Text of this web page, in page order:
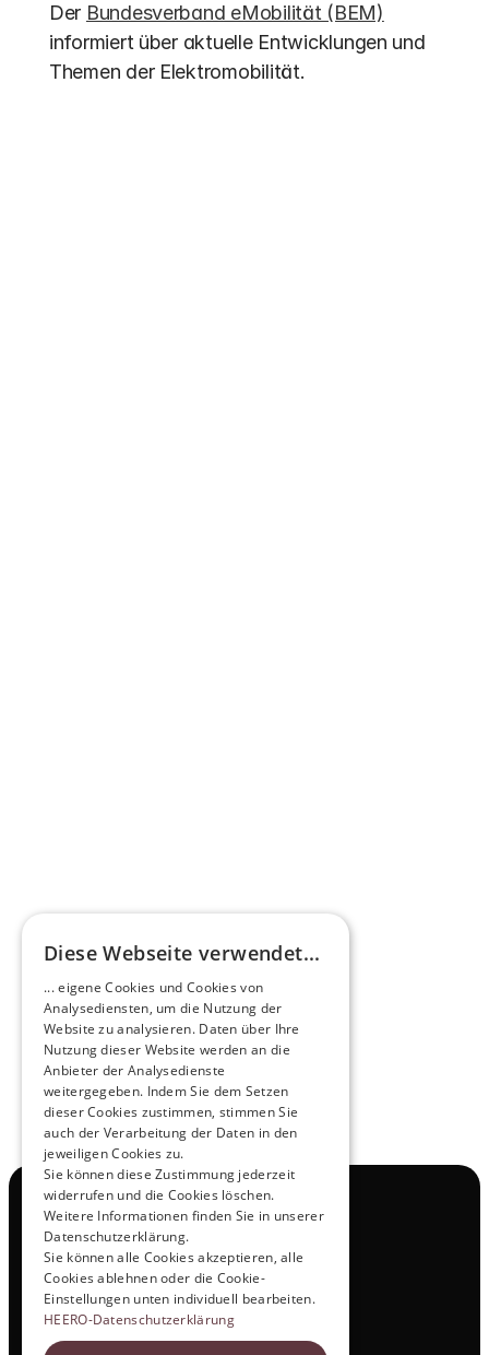
Der Bundesverband eMobilität (BEM)
informiert über aktuelle Entwicklungen und
Themen der Elektromobilität.
HEERO
Mehr erfahren
View All
Navigation
Kontakt
Probefahrt
Karriere
Investor Relations
Legal & Policies
Diese Webseite verwendet...
... eigene Cookies und Cookies von
Analysediensten, um die Nutzung der
Website zu analysieren. Daten über Ihre
Nutzung dieser Website werden an die
Anbieter der Analysedienste
weitergegeben. Indem Sie dem Setzen
dieser Cookies zustimmen, stimmen Sie
auch der Verarbeitung der Daten in den
jeweiligen Cookies zu.
Sie können diese Zustimmung jederzeit
widerrufen und die Cookies löschen.
Weitere Informationen finden Sie in unserer
Datenschutzerklärung.
Sie können alle Cookies akzeptieren, alle
Cookies ablehnen oder die Cookie-
Einstellungen unten individuell bearbeiten.
HEERO-Datenschutzerklärung